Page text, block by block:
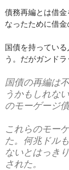
債務再編とは借
なったために借金
国債を持ってい
う。だがガンド
国債の再編は
うかもしれな
のモーゲージ
これらのモー
た。何兆ドル
ないとはっき
された。